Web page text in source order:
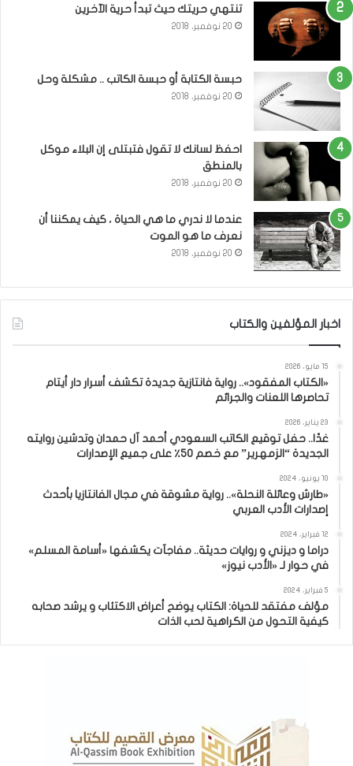
تنتهي حريتك حيث تبدأ حرية الآخرين
20 نوفمبر، 2018
حبسة الكتابة أو حبسة الكاتب .. مشكلة وحل
20 نوفمبر، 2018
احفظ لسانك لا تقول فتبتلى إن البلاء موكل
بالمنطق
20 نوفمبر، 2018
عندما لا ندري ما هي الحياة ، كيف يمكننا أن
نعرف ما هو الموت
20 نوفمبر، 2018
اخبار المؤلفين والكتاب
15 مايو، 2026
«الكتاب المفقود».. رواية فانتازية جديدة تكشف أسرار دار أيتام
تحاصرها اللعنات والجرائم
23 يناير، 2026
غدًا.. حفل توقيع الكاتب السعودي أحمد آل حمدان وتدشين روايته
الجديدة “الزمهرير” مع خصم 50٪ على جميع الإصدارات
10 يونيو، 2024
«طارش وعائلة النحلة».. رواية مشوقة في مجال الفانتازيا بأحدث
إصدارات الأدب العربي
12 فبراير، 2024
دراما و ديزني و روايات حديثة.. مفاجآت يكشفها «أسامة المسلم»
في حوار لـ «الأدب نيوز»
5 فبراير، 2024
مؤلف مفتقد للحياة: الكتاب يوضح أعراض الاكتئاب و يرشد صحابه
كيفية التحول من الكراهية لحب الذات